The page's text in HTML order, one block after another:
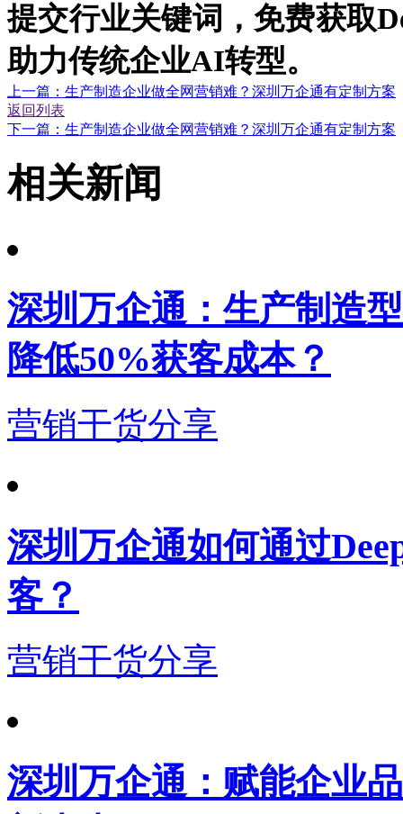
提交行业关键词，免费获取
助力传统企业AI转型。
上一篇：生产制造企业做全网营销难？深圳万企通有定制方案
返回列表
下一篇：生产制造企业做全网营销难？深圳万企通有定制方案
相关新闻
深圳万企通：生产制造
降低50%获客成本？
营销干货分享
深圳万企通如何通过
客？
营销干货分享
深圳万企通：赋能企业